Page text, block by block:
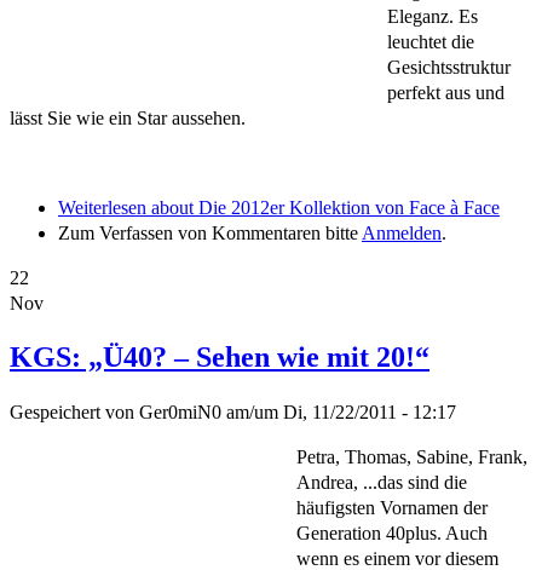
Eleganz. Es
leuchtet die
Gesichtsstruktur
perfekt aus und
lässt Sie wie ein Star aussehen.
Weiterlesen about Die 2012er Kollektion von Face à Face
Zum Verfassen von Kommentaren bitte Anmelden.
22
Nov
KGS: „Ü40? – Sehen wie mit 20!“
Gespeichert von Ger0miN0 am/um Di, 11/22/2011 - 12:17
Petra, Thomas, Sabine, Frank,
Andrea, ...das sind die
häufigsten Vornamen der
Generation 40plus. Auch
wenn es einem vor diesem